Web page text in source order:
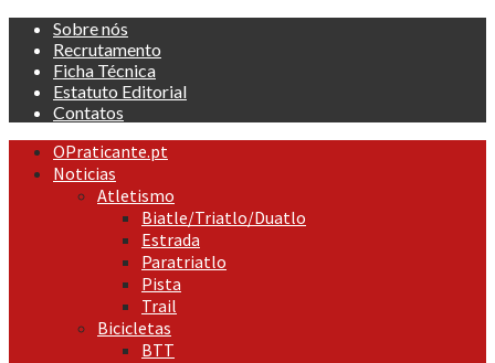
Skip
content
Sobre nós
Recrutamento
Ficha Técnica
Estatuto Editorial
Contatos
Primary
Menu
OPraticante.pt
Noticias
Atletismo
Biatle/Triatlo/Duatlo
Estrada
Paratriatlo
Pista
Trail
Bicicletas
BTT